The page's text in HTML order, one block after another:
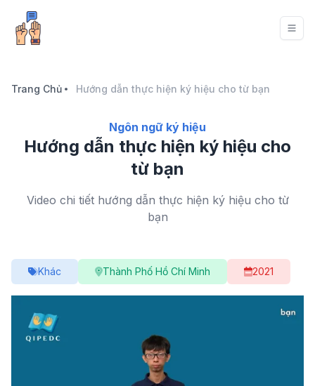
Trang Chủ Hướng dẫn thực hiện ký hiệu cho từ bạn
Ngôn ngữ ký hiệu
Hướng dẫn thực hiện ký hiệu cho
từ bạn
Video chi tiết hướng dẫn thực hiện ký hiệu cho từ
bạn
Khác Thành Phố Hồ Chí Minh 2021